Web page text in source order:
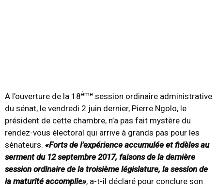
A l’ouverture de la 18ème session ordinaire administrative
du sénat, le vendredi 2 juin dernier, Pierre Ngolo, le
président de cette chambre, n’a pas fait mystère du
rendez-vous électoral qui arrive à grands pas pour les
sénateurs. «Forts de l’expérience accumulée et fidèles au
serment du 12 septembre 2017, faisons de la dernière
session ordinaire de la troisième législature, la session de
la maturité accomplie», a-t-il déclaré pour conclure son